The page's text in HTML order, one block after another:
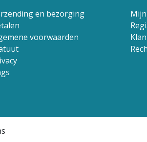
en bezorging
voorwaarden